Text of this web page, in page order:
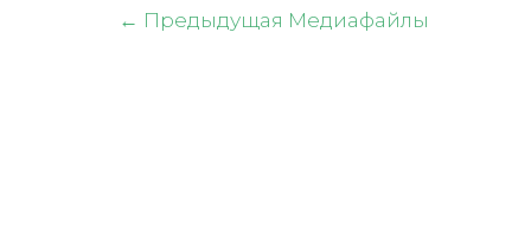
Навигация
← Предыдущая Медиафайлы